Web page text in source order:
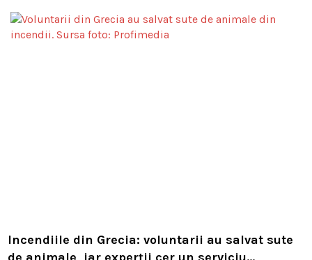
Incendiile din Grecia: voluntarii au salvat sute